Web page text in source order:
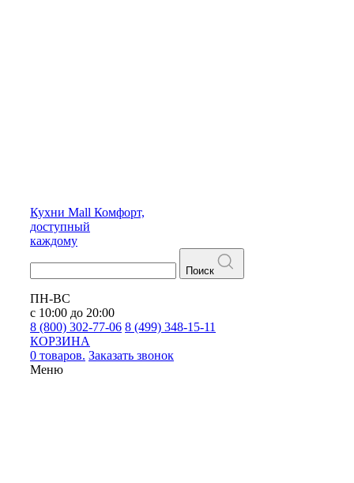
Кухни Mall Комфорт,
доступный
каждому
Поиск
ПН-ВС
с 10:00 до 20:00
8 (800) 302-77-06 8 (499) 348-15-11
КОРЗИНА
0 товаров. Заказать звонок
Меню